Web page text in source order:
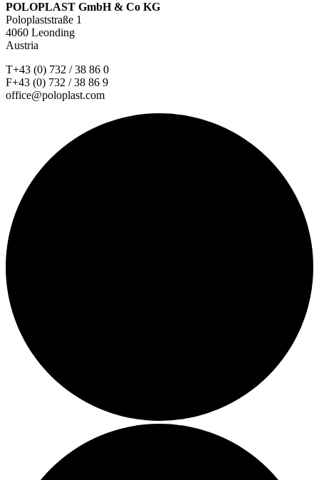
POLOPLAST GmbH & Co KG
Poloplaststraße 1
4060 Leonding
Austria
T+43 (0) 732 / 38 86 0
F+43 (0) 732 / 38 86 9
office@poloplast.com